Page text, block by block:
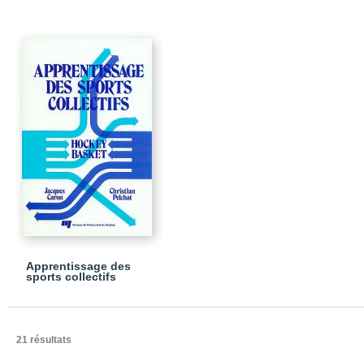
Apprentissage des
sports collectifs
21 résultats